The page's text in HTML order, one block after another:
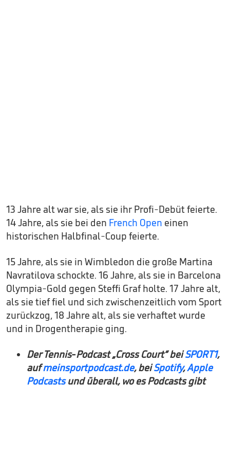
13 Jahre alt war sie, als sie ihr Profi-Debüt feierte.
14 Jahre, als sie bei den French Open einen
historischen Halbfinal-Coup feierte.
15 Jahre, als sie in Wimbledon die große Martina
Navratilova schockte. 16 Jahre, als sie in Barcelona
Olympia-Gold gegen Steffi Graf holte. 17 Jahre alt,
als sie tief fiel und sich zwischenzeitlich vom Sport
zurückzog, 18 Jahre alt, als sie verhaftet wurde
und in Drogentherapie ging.
Der Tennis-Podcast „Cross Court“ beiSPORT1,
aufmeinsportpodcast.de, beiSpotify,Apple
Podcastsund überall, wo es Podcasts gibt